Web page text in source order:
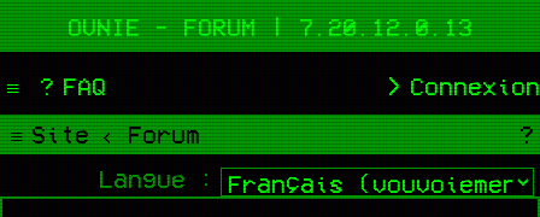
OVNIE - FORUM | 7.20.12.0.13
FAQ Connexion
Site Forum
Langue :